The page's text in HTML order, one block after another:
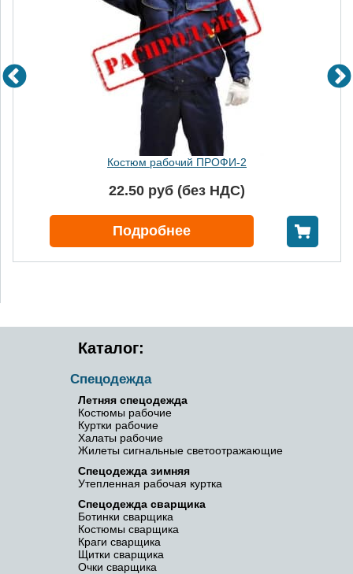
Костюм рабочий ПРОФИ-2
22.50 руб (без НДС)
Подробнее
Каталог:
Спецодежда
Летняя спецодежда
Костюмы рабочие
Куртки рабочие
Халаты рабочие
Жилеты сигнальные светоотражающие
Спецодежда зимняя
Утепленная рабочая куртка
Спецодежда сварщика
Ботинки сварщика
Костюмы сварщика
Краги сварщика
Щитки сварщика
Очки сварщика